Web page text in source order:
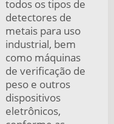
todos os tipos de
detectores de
metais para uso
industrial, bem
como máquinas
de verificação de
peso e outros
dispositivos
eletrônicos,